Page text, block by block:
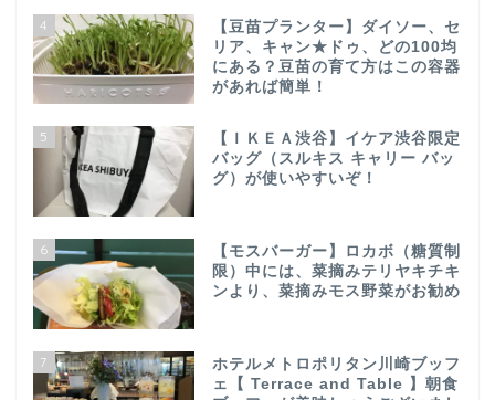
4
【豆苗プランター】ダイソー、セ
リア、キャン★ドゥ、どの100均
にある？豆苗の育て方はこの容器
があれば簡単！
5
【ＩＫＥＡ渋谷】イケア渋谷限定
バッグ（スルキス キャリー バッ
グ）が使いやすいぞ！
6
【モスバーガー】ロカボ（糖質制
限）中には、菜摘みテリヤキチキ
ンより、菜摘みモス野菜がお勧め
7
ホテルメトロポリタン川崎ブッフ
ェ【 Terrace and Table 】朝食